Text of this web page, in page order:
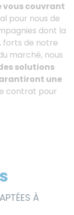
vous couvrant
pour nous de
dont la
forts de notre
marché, nous
solutions
une
contrat pour
À